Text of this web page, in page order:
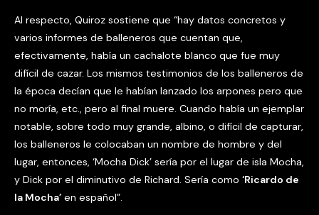
Al respecto, Quiroz sostiene que “hay datos concretos y
varios informes de balleneros que cuentan que,
efectivamente, había un cachalote blanco que fue muy
difícil de cazar. Los mismos testimonios de los balleneros de
la época decían que le habían lanzado los arpones pero que
no moría, etc., pero al final muere. Cuando había un ejemplar
notable, sobre todo muy grande, albino, o difícil de capturar,
los balleneros le colocaban un nombre de hombre y del
lugar, entonces, ‘Mocha Dick’ sería por el lugar de isla Mocha,
y Dick por el diminutivo de Richard. Sería como ‘Ricardo de
la Mocha’ en español”.